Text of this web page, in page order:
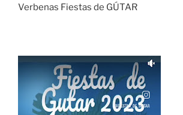
Verbenas Fiestas de GÚTAR